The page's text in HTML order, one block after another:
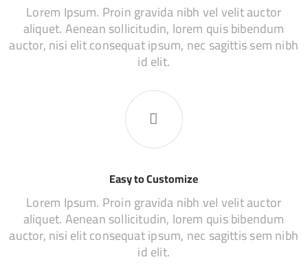
Lorem Ipsum. Proin gravida nibh vel velit auctor
aliquet. Aenean sollicitudin, lorem quis bibendum
auctor, nisi elit consequat ipsum, nec sagittis sem nibh
id elit.
Easy to Customize
Lorem Ipsum. Proin gravida nibh vel velit auctor
aliquet. Aenean sollicitudin, lorem quis bibendum
auctor, nisi elit consequat ipsum, nec sagittis sem nibh
id elit.